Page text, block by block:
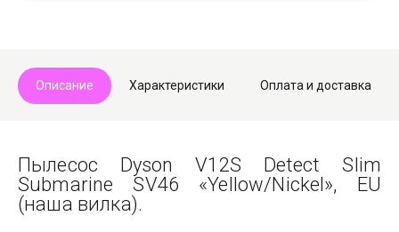
Описание Характеристики Оплата и доставка
Пылесос Dyson V12S Detect Slim
Submarine SV46 «Yellow/Nickel», EU
(наша вилка).